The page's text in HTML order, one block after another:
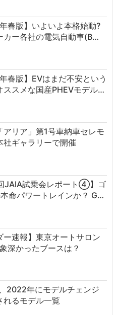
春版】いよいよ本格始動?
カー各社の電気自動車(B…
春版】EVはまだ不安という
ススメな国産PHEVモデル…
アリア」第1号車納車セレモ
社ギャラリーで開催
JAIA試乗会レポート④】ゴ
命パワートレインか？ G…
ー速報】東京オートサロン
深かったブースは？
2022年にモデルチェンジ
れるモデル一覧